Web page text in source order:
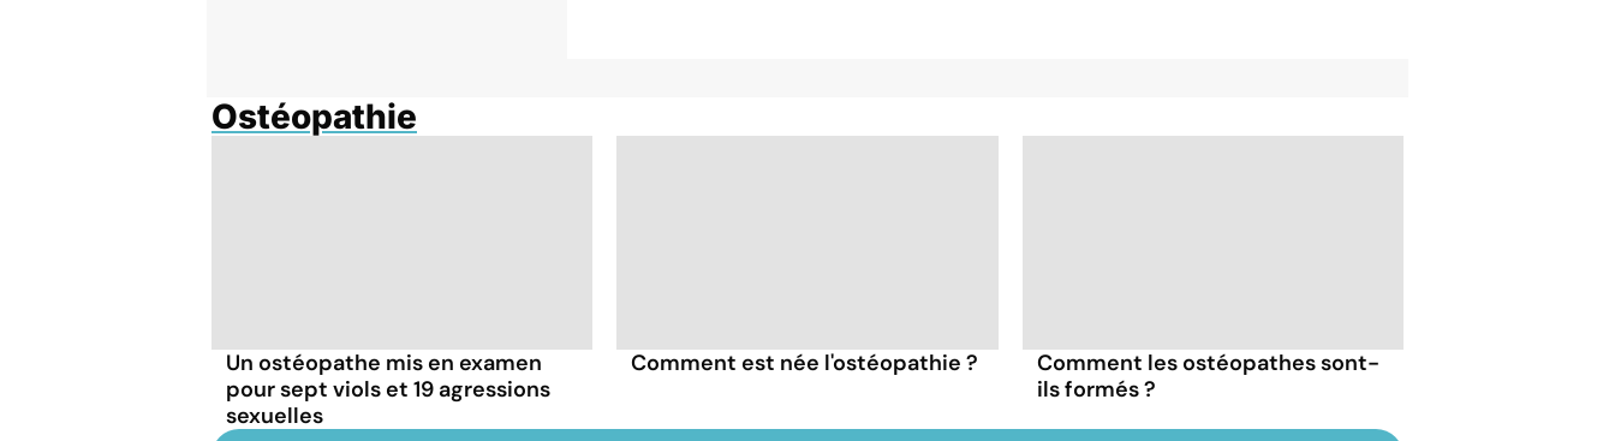
Ostéopathie
Un ostéopathe mis en examen
pour sept viols et 19 agressions
sexuelles
Comment est née l'ostéopathie ?
Comment les ostéopathes sont-
ils formés ?